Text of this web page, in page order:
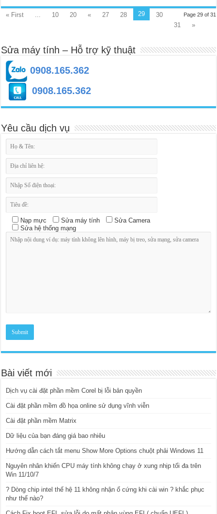
Page 29 of 31
« First ... 10 20 « 27 28 29
30
31
»
Sửa máy tính – Hỗ trợ kỹ thuật
0908.165.362
0908.165.362
Yêu cầu dịch vụ
Nạp mực Sửa máy tính
Sửa Camera
Sửa hệ thống mạng
Bài viết mới
Dịch vụ cài đặt phần mềm Corel bị lỗi bản quyền
Cài đặt phần mềm đồ họa online sử dụng vĩnh viễn
Cài đặt phần mềm Matrix
Dữ liệu của bạn đáng giá bao nhiêu
Hướng dẫn cách tắt menu Show More Options chuột phải Windows 11
Nguyên nhân khiến CPU máy tính không chạy ở xung nhịp tối đa trên
Win 11/10/7
? Dòng chip intel thế hệ 11 không nhận ổ cứng khi cài win ? khắc phục
như thế nào?